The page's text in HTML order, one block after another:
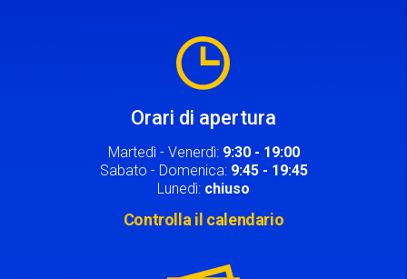
Orari di apertura
Martedì - Venerdì: 9:30 - 19:00
Sabato - Domenica: 9:45 - 19:45
Lunedì: chiuso
Controlla il calendario